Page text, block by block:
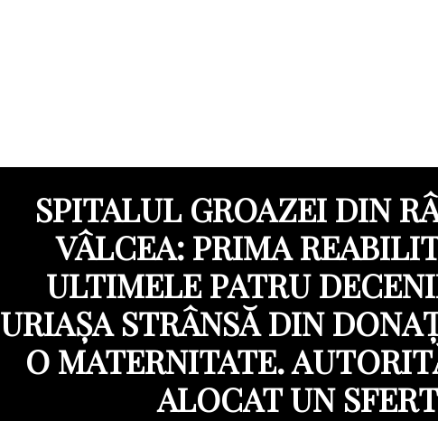
SPITALUL GROAZEI DIN
VÂLCEA: PRIMA
ULTIMELE PATRU
URIAȘA STRÂNSĂ DIN
O MATERNITATE.
ALOCAT UN SFERT